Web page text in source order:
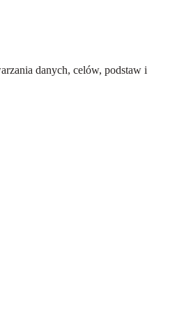
danych, celów, podstaw i